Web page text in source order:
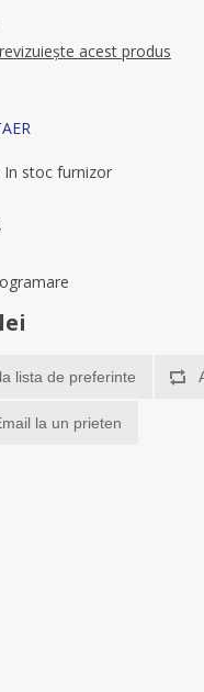
acest produs
In stoc furnizor
lista de preferinte
la un prieten